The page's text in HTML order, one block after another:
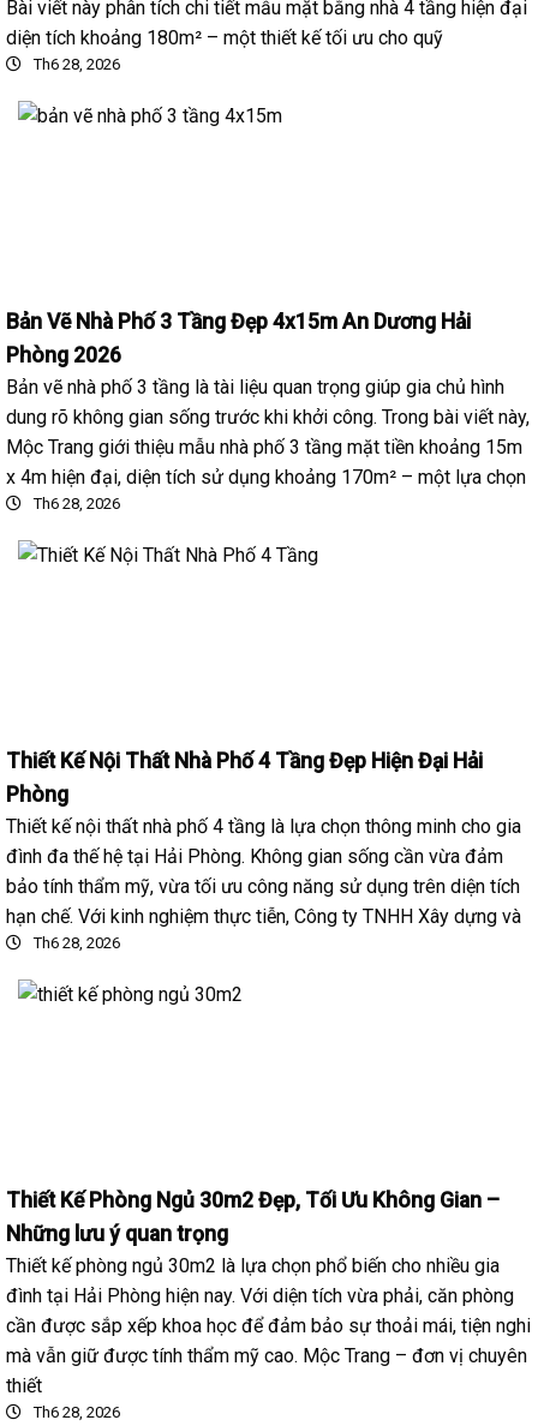
Bài viết này phân tích chi tiết mẫu mặt bằng nhà 4 tầng hiện đại
diện tích khoảng 180m² – một thiết kế tối ưu cho quỹ
Th6 28, 2026
Bản Vẽ Nhà Phố 3 Tầng Đẹp 4x15m An Dương Hải
Phòng 2026
Bản vẽ nhà phố 3 tầng là tài liệu quan trọng giúp gia chủ hình
dung rõ không gian sống trước khi khởi công. Trong bài viết này,
Mộc Trang giới thiệu mẫu nhà phố 3 tầng mặt tiền khoảng 15m
x 4m hiện đại, diện tích sử dụng khoảng 170m² – một lựa chọn
Th6 28, 2026
Thiết Kế Nội Thất Nhà Phố 4 Tầng Đẹp Hiện Đại Hải
Phòng
Thiết kế nội thất nhà phố 4 tầng là lựa chọn thông minh cho gia
đình đa thế hệ tại Hải Phòng. Không gian sống cần vừa đảm
bảo tính thẩm mỹ, vừa tối ưu công năng sử dụng trên diện tích
hạn chế. Với kinh nghiệm thực tiễn, Công ty TNHH Xây dựng và
Th6 28, 2026
Thiết Kế Phòng Ngủ 30m2 Đẹp, Tối Ưu Không Gian –
Những lưu ý quan trọng
Thiết kế phòng ngủ 30m2 là lựa chọn phổ biến cho nhiều gia
đình tại Hải Phòng hiện nay. Với diện tích vừa phải, căn phòng
cần được sắp xếp khoa học để đảm bảo sự thoải mái, tiện nghi
mà vẫn giữ được tính thẩm mỹ cao. Mộc Trang – đơn vị chuyên
thiết
Th6 28, 2026